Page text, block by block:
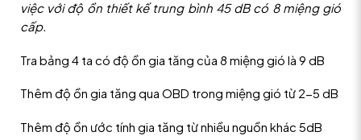
việc với độ ồn thiết kế trung bình 45 dB có 8 miệng gió
cấp.
Tra bảng 4 ta có độ ồn gia tăng của 8 miệng gió là 9 dB
Thêm độ ồn gia tăng qua OBD trong miệng gió từ 2-5 dB
Thêm độ ồn ước tính gia tăng từ nhiều nguồn khác 5dB